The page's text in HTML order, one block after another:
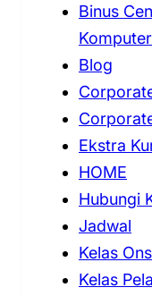
Binus
Komputer
Blog
Ekstra
HOME
Hubungi
Jadwal
Kelas
Kelas